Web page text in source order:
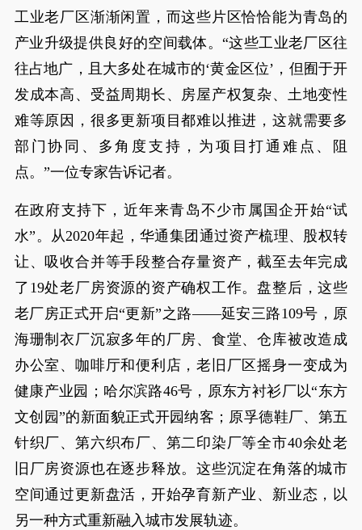
工业老厂区渐渐闲置，而这些片区恰恰能为青岛的
产业升级提供良好的空间载体。“这些工业老厂区往
往占地广，且大多处在城市的‘黄金区位’，但囿于开
发成本高、受益周期长、房屋产权复杂、土地变性
难等原因，很多更新项目都难以推进，这就需要多
部门协同、多角度支持，为项目打通难点、阻
点。”一位专家告诉记者。
在政府支持下，近年来青岛不少市属国企开始“试
水”。从2020年起，华通集团通过资产梳理、股权转
让、吸收合并等手段整合存量资产，截至去年完成
了19处老厂房资源的资产确权工作。盘整后，这些
老厂房正式开启“更新”之路——延安三路109号，原
海珊制衣厂沉寂多年的厂房、食堂、仓库被改造成
办公室、咖啡厅和便利店，老旧厂区摇身一变成为
健康产业园；哈尔滨路46号，原东方衬衫厂以“东方
文创园”的新面貌正式开园纳客；原孚德鞋厂、第五
针织厂、第六织布厂、第二印染厂等全市40余处老
旧厂房资源也在逐步释放。这些沉淀在角落的城市
空间通过更新盘活，开始孕育新产业、新业态，以
另一种方式重新融入城市发展轨迹。